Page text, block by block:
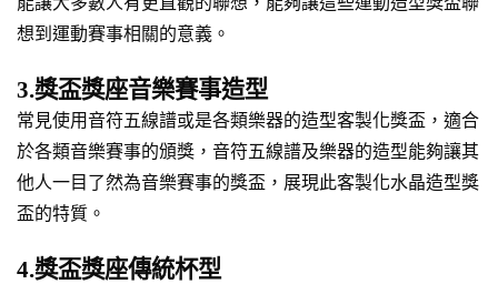
想到運動賽事相關的意義。
3.獎盃獎座音樂賽事造型
常見使用音符五線譜或是各類樂器的造型客製化獎盃，適合
於各類音樂賽事的頒獎，音符五線譜及樂器的造型能夠讓其
他人一目了然為音樂賽事的獎盃，展現此客製化水晶造型獎
盃的特質。
4.獎盃獎座傳統杯型